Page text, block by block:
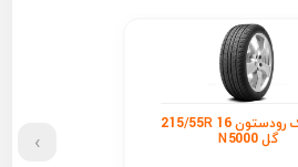
لاستیک رودستون 215/55R 16
گل N5000 ›